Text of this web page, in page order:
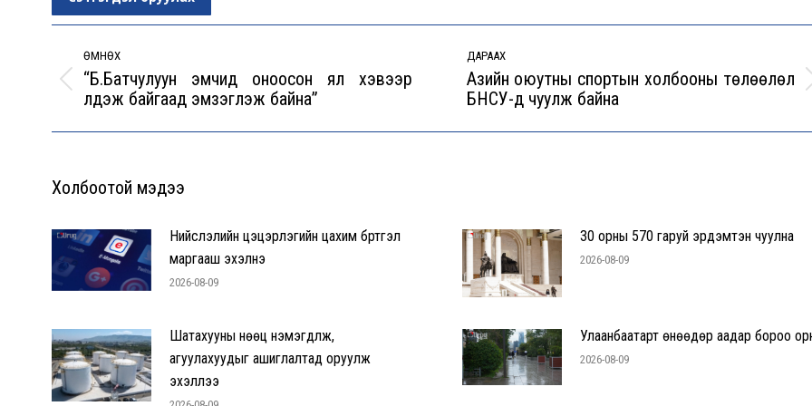
navigation
ӨМНӨХ
Previous
post:
“Б.Батчулуун эмчид оноосон ял хэвээр
үлдэж байгаад эмзэглэж байна”
ДАРААХ
Next
Азийн оюутны спортын холбооны төлөөлөл
БНСУ-д чуулж байна
Холбоотой мэдээ
Нийслэлийн цэцэрлэгийн цахим бүртгэл
маргааш эхэлнэ
2026-08-09
30 орны 570 гаруй эрдэмтэн чуулна
2026-08-09
Шатахууны нөөц нэмэгдүүлж,
агуулахуудыг ашиглалтад оруулж
эхэллээ
Улаанбаатарт өнөөдөр аадар бороо
2026-08-09